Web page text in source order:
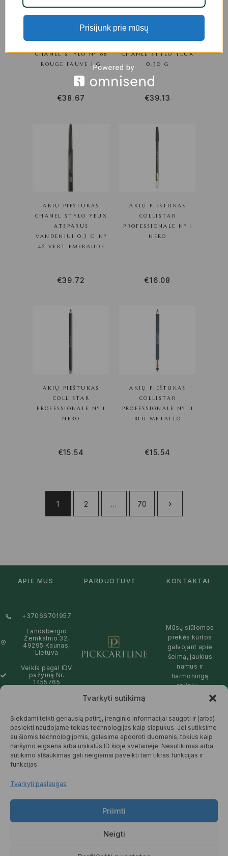
Tvarkyti sutikimą
Siekdami teikti geriausią patirtį, įrenginio informacijai saugoti ir (arba)
pasiekti naudojame tokias technologijas kaip slapukus. Jei sutiksime
su šiomis technologijomis, galėsime apdoroti duomenis, tokius kaip
naršymo elgsena arba unikalūs ID šioje svetainėje. Nesutikimas arba
sutikimo atšaukimas gali neigiamai paveikti tam tikras funkcijas ir
funkcijas.
Tvarkyti paslaugas
Priimti
Neigti
CHANEL STYLO Nº 88
ROUGE FAUVE 1 G
€38.67
CHANEL STYLO YEUX
0,30 G
€39.13
AKIŲ PIEŠTUKAS
CHANEL STYLO YEUX
ATSPARUS
VANDENIUI 0,3 G Nº
46 VERT EMERAUDE
€39.72
AKIŲ PIEŠTUKAS
COLLISTAR
PROFESSIONALE Nº 1
NERO
€16.08
AKIŲ PIEŠTUKAS
COLLISTAR
PROFESSIONALE Nº 1
NERO
€15.54
AKIŲ PIEŠTUKAS
COLLISTAR
PROFESSIONALE Nº 11
BLU METALLO
€15.54
1 2 … 70
APIE MUS PARDUOTUVĖ KONTAKTAI
+37066701957
Landsbergio
Žemkalnio 32,
49295 Kaunas,
Lietuva
Veikla pagal IDV
pažymą Nr.
1455765
09:00 - 19:00
Mūsų siūlomos
prekės kurtos
galvojant apie
šeimą, jaukius
namus ir
harmoningą
aplinką –
draugiškos tiek
Jums, tiek
gamtai.
DAUGIAU
© 2025 Pickcartline.com. Visos
teisės saugomos.
Prisijunk prie mūsų